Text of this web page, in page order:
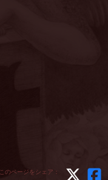
このページをシェア：